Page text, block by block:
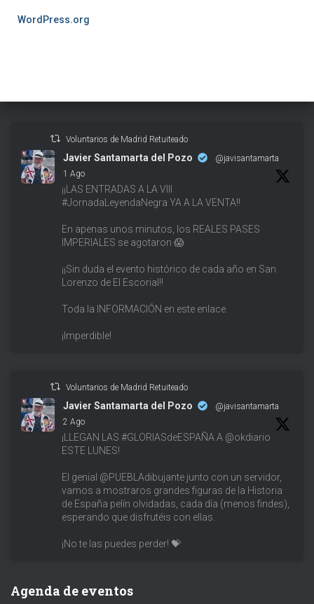
WordPress.org
Voluntarios de Madrid Retuiteado
Javier Santamarta del Pozo @javisantamarta
·
1 Ago
¡¡LAS ENTRADAS A LA VIII
#JornadaLeyendaNegra YA A LA VENTA!!
En apenas unos minutos, los REALES PASES
IMPERIALES se agotaron 😱
¡¡Sin duda el evento histórico de cada año en San
Lorenzo de El Escorial!!
Toda la INFORMACIÓN en este enlace.
¡Imperdible!
Voluntarios de Madrid Retuiteado
Javier Santamarta del Pozo @javisantamarta
·
2 Ago
¡LLEGAN LAS #GLORIASdeESPAÑA A @okdiario
ESTE LUNES!
El genial @PUEBLAdibujante junto con un servidor,
vamos a mostraros grandes figuras de la Historia
de España pelín olvidadas, cada día (menos findes),
esperando que disfrutéis con ellas.
¡No te las puedes perder! 💝
Agenda de eventos